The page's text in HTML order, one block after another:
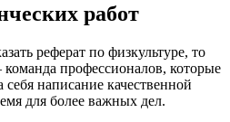
работ
реферат по физкультуре, то
профессионалов, которые
себя написание качественной
для более важных дел.